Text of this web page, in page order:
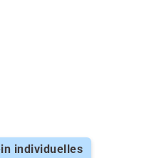
individuelles